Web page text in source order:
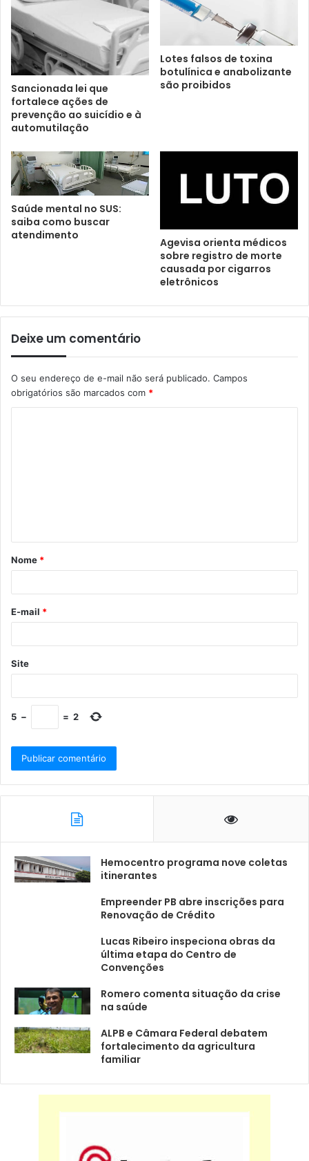
Sancionada lei que
fortalece ações de
prevenção ao suicídio e à
automutilação
Lotes falsos de toxina
botulínica e anabolizante
são proibidos
Saúde mental no SUS:
saiba como buscar
atendimento
Agevisa orienta médicos
sobre registro de morte
causada por cigarros
eletrônicos
Deixe um comentário
O seu endereço de e-mail não será publicado. Campos
obrigatórios são marcados com *
Nome *
E-mail *
Site
5 − = 2
Hemocentro programa nove coletas
itinerantes
Empreender PB abre inscrições para
Renovação de Crédito
Lucas Ribeiro inspeciona obras da
última etapa do Centro de
Convenções
Romero comenta situação da crise
na saúde
ALPB e Câmara Federal debatem
fortalecimento da agricultura
familiar